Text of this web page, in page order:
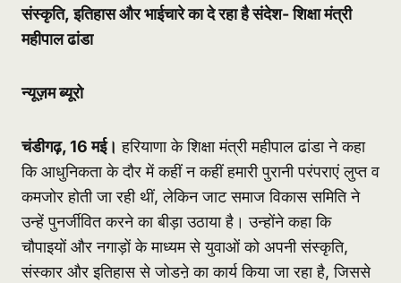
संस्कृति, इतिहास और भाईचारे का दे रहा है संदेश- शिक्षा मंत्री
महीपाल ढांडा
न्यूज़म ब्यूरो
चंडीगढ़, 16 मई। हरियाणा के शिक्षा मंत्री महीपाल ढांडा ने कहा
कि आधुनिकता के दौर में कहीं न कहीं हमारी पुरानी परंपराएं लुप्त व
कमजोर होती जा रही थीं, लेकिन जाट समाज विकास समिति ने
उन्हें पुनर्जीवित करने का बीड़ा उठाया है। उन्होंने कहा कि
चौपाइयों और नगाड़ों के माध्यम से युवाओं को अपनी संस्कृति,
संस्कार और इतिहास से जोडऩे का कार्य किया जा रहा है, जिससे